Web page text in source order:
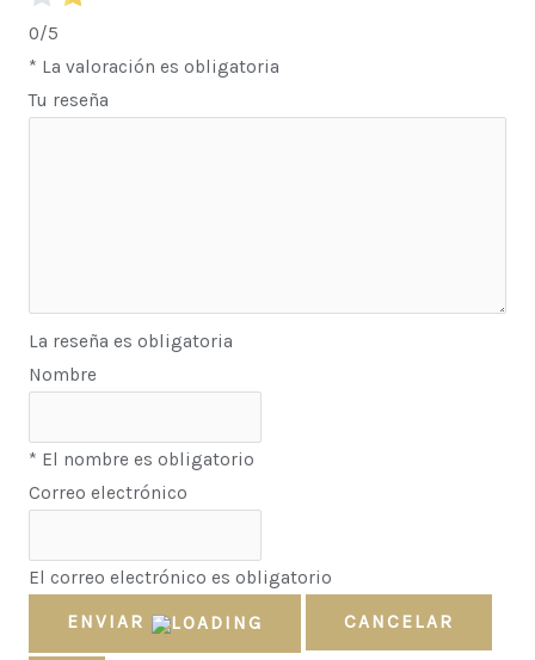
0/5
* La valoración es obligatoria
Tu reseña
La reseña es obligatoria
Nombre
* El nombre es obligatorio
Correo electrónico
El correo electrónico es obligatorio
ENVIAR CANCELAR